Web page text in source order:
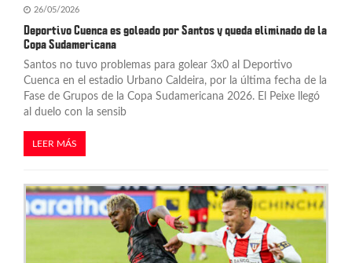
26/05/2026
Deportivo Cuenca es goleado por Santos y queda eliminado de la
Copa Sudamericana
Santos no tuvo problemas para golear 3x0 al Deportivo
Cuenca en el estadio Urbano Caldeira, por la última fecha de la
Fase de Grupos de la Copa Sudamericana 2026. El Peixe llegó
al duelo con la sensib
LEER MÁS